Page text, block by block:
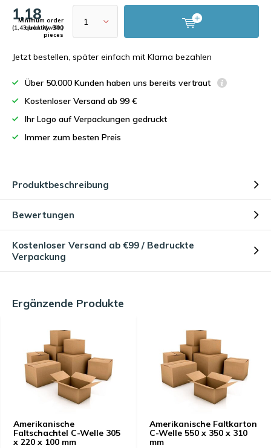
1,18
(1,43 Inkl. MwSt.)
Minimum order
quantity: 300
pieces
Jetzt bestellen, später einfach mit Klarna bezahlen
Über 50.000 Kunden haben uns bereits vertraut
Kostenloser Versand ab 99 €
Ihr Logo auf Verpackungen gedruckt
Immer zum besten Preis
Produktbeschreibung
Bewertungen
Kostenloser Versand ab €99 / Bedruckte
Verpackung
Ergänzende Produkte
Amerikanische
Faltschachtel C-Welle 305
x 220 x 100 mm
Amerikanische Faltkarton
C-Welle 550 x 350 x 310
mm